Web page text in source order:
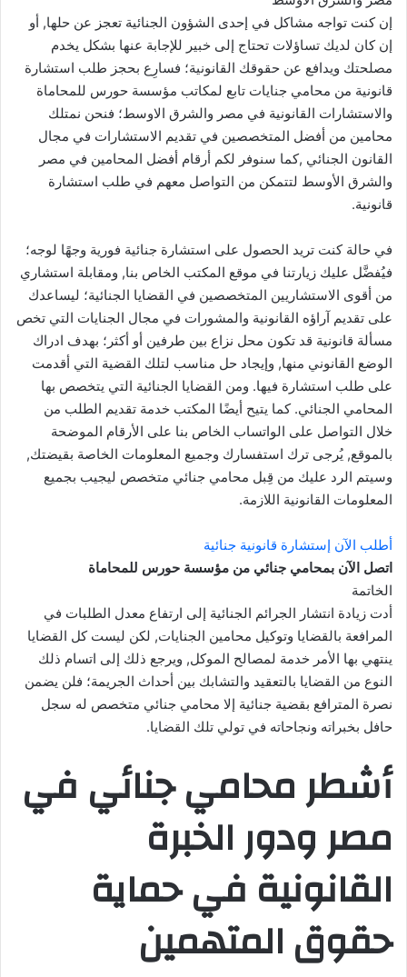
إن كنت تواجه مشاكل في إحدى الشؤون الجنائية تعجز عن حلها, أو
إن كان لديك تساؤلات تحتاج إلى خبير للإجابة عنها بشكل يخدم
مصلحتك ويدافع عن حقوقك القانونية؛ فسارِع بحجز طلب استشارة
قانونية من محامي جنايات تابع لمكاتب مؤسسة حورس للمحاماة
والاستشارات القانونية في مصر والشرق الاوسط؛ فنحن نمتلك
محامين من أفضل المتخصصين في تقديم الاستشارات في مجال
القانون الجنائي ,كما سنوفر لكم أرقام أفضل المحامين في مصر
والشرق الأوسط لتتمكن من التواصل معهم في طلب استشارة
قانونية.
في حالة كنت تريد الحصول على استشارة جنائية فورية وجهًا لوجه؛
فيُفضَّل عليك زيارتنا في موقع المكتب الخاص بنا, ومقابلة استشاري
من أقوى الاستشاريين المتخصصين في القضايا الجنائية؛ ليساعدك
على تقديم آراؤه القانونية والمشورات في مجال الجنايات التي تخص
مسألة قانونية قد تكون محل نزاع بين طرفين أو أكثر؛ بهدف ادراك
الوضع القانوني منها, وإيجاد حل مناسب لتلك القضية التي أقدمت
على طلب استشارة فيها. ومن القضايا الجنائية التي يتخصص بها
المحامي الجنائي. كما يتيح أيضًا المكتب خدمة تقديم الطلب من
خلال التواصل على الواتساب الخاص بنا على الأرقام الموضحة
بالموقع, يُرجى ترك استفسارك وجميع المعلومات الخاصة بقيضتك,
وسيتم الرد عليك من قِبل محامي جنائي متخصص ليجيب بجميع
المعلومات القانونية اللازمة.
أطلب الآن إستشارة قانونية جنائية
اتصل الآن بمحامي جنائي من مؤسسة حورس للمحاماة
الخاتمة
أدت زيادة انتشار الجرائم الجنائية إلى ارتفاع معدل الطلبات في
المرافعة بالقضايا وتوكيل محامين الجنايات, لكن ليست كل القضايا
ينتهي بها الأمر خدمة لمصالح الموكل, ويرجع ذلك إلى اتسام ذلك
النوع من القضايا بالتعقيد والتشابك بين أحداث الجريمة؛ فلن يضمن
نصرة المترافع بقضية جنائية إلا محامي جنائي متخصص له سجل
حافل بخبراته ونجاحاته في تولي تلك القضايا.
أشطر محامي جنائي في
مصر ودور الخبرة
القانونية في حماية
حقوق المتهمين